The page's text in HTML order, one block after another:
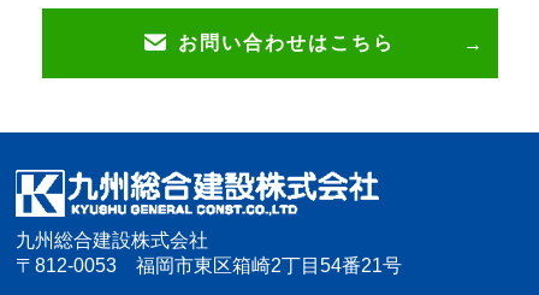
お問い合わせはこちら
九州総合建設株式会社
〒812-0053 福岡市東区箱崎2丁目54番21号